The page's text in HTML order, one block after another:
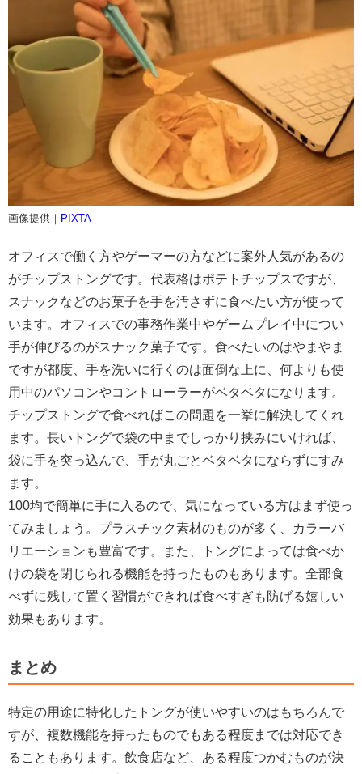
画像提供｜ PIXTA
オフィスで働く方やゲーマーの方などに案外人気があるの
がチップストングです。代表格はポテトチップスですが、
スナックなどのお菓子を手を汚さずに食べたい方が使って
います。オフィスでの事務作業中やゲームプレイ中につい
手が伸びるのがスナック菓子です。食べたいのはやまやま
ですが都度、手を洗いに行くのは面倒な上に、何よりも使
用中のパソコンやコントローラーがベタベタになります。
チップストングで食べればこの問題を一挙に解決してくれ
ます。長いトングで袋の中までしっかり挟みにいければ、
袋に手を突っ込んで、手が丸ごとベタベタにならずにすみ
ます。
100均で簡単に手に入るので、気になっている方はまず使っ
てみましょう。プラスチック素材のものが多く、カラーバ
リエーションも豊富です。また、トングによっては食べか
けの袋を閉じられる機能を持ったものもあります。全部食
べずに残して置く習慣ができれば食べすぎも防げる嬉しい
効果もあります。
まとめ
特定の用途に特化したトングが使いやすいのはもちろんで
すが、複数機能を持ったものでもある程度までは対応でき
ることもあります。飲食店など、ある程度つかむものが決